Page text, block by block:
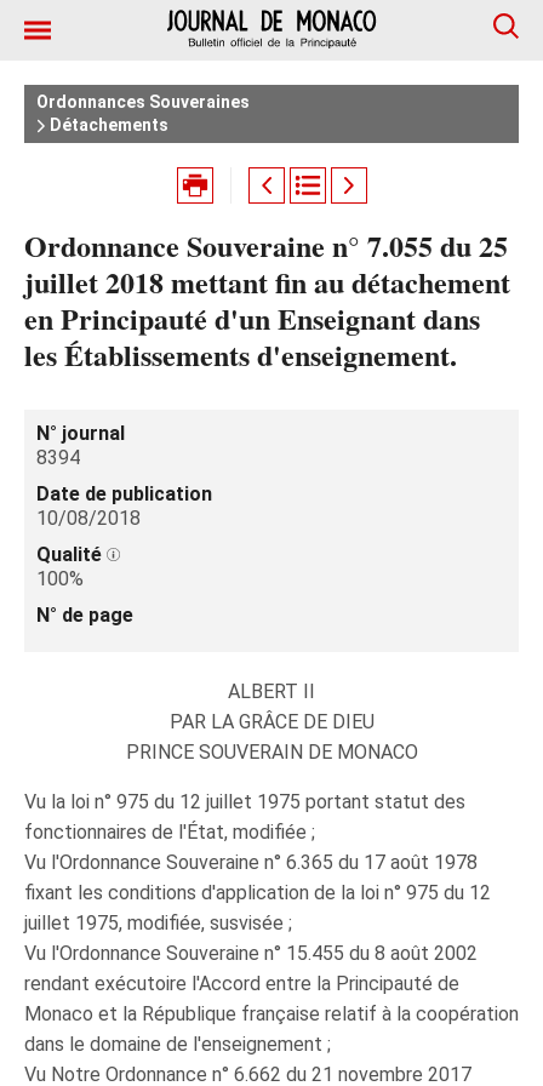
Ordonnances Souveraines
Détachements
Ordonnance Souveraine n° 7.055 du 25
juillet 2018 mettant fin au détachement
en Principauté d'un Enseignant dans
les Établissements d'enseignement.
N° journal
8394
Date de publication
10/08/2018
Qualité
100%
N° de page
ALBERT II
PAR LA GRÂCE DE DIEU
PRINCE SOUVERAIN DE MONACO
Vu la loi n° 975 du 12 juillet 1975 portant statut des
fonctionnaires de l'État, modifiée ;
Vu l'Ordonnance Souveraine n° 6.365 du 17 août 1978
fixant les conditions d'application de la loi n° 975 du 12
juillet 1975, modifiée, susvisée ;
Vu l'Ordonnance Souveraine n° 15.455 du 8 août 2002
rendant exécutoire l'Accord entre la Principauté de
Monaco et la République française relatif à la coopération
dans le domaine de l'enseignement ;
Vu Notre Ordonnance n° 6.662 du 21 novembre 2017